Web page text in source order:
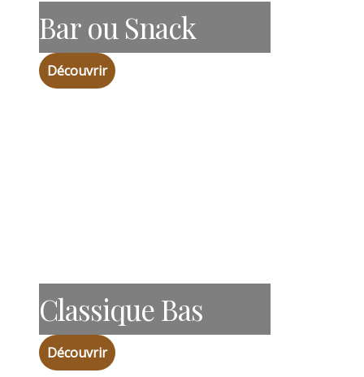
Bar ou Snack
Découvrir
Classique Bas
Découvrir